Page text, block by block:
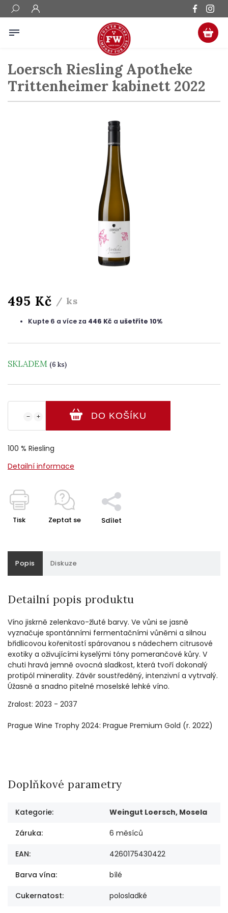
Loersch Riesling Apotheke
Trittenheimer kabinett 2022
495 Kč / ks
Kupte 6 a více za 446 Kč a ušetříte 10%
SKLADEM (6 ks)
+
− DO KOŠÍKU
100 % Riesling
Detailní informace
Tisk Zeptat se Sdílet
Popis Diskuze
Detailní popis produktu
Víno jiskrně zelenkavo-žluté barvy. Ve vůni se jasně
vyznačuje spontánními fermentačními vůněmi a silnou
břidlicovou kořenitostí spárovanou s nádechem citrusové
exotiky a oživujícími kyselými tóny pomerančové kůry. V
chuti hravá jemně ovocná sladkost, která tvoří dokonalý
protipól minerality. Závěr soustředěný, intenzivní a vytrvalý.
Úžasně a snadno pitelné moselské lehké víno.
Zralost: 2023 - 2037
Prague Wine Trophy 2024: Prague Premium Gold (r. 2022)
Doplňkové parametry
Kategorie: Weingut Loersch, Mosela
Záruka: 6 měsíců
EAN: 4260175430422
Barva vína: bílé
Cukernatost: polosladké